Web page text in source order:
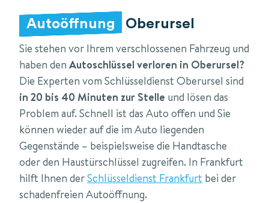
Autoöffnung Oberursel
Sie stehen vor Ihrem verschlossenen Fahrzeug und
haben den Autoschlüssel verloren in Oberursel?
Die Experten vom Schlüsseldienst Oberursel sind
in 20 bis 40 Minuten zur Stelle und lösen das
Problem auf. Schnell ist das Auto offen und Sie
können wieder auf die im Auto liegenden
Gegenstände – beispielsweise die Handtasche
oder den Haustürschlüssel zugreifen. In Frankfurt
hilft Ihnen derSchlüsseldienst Frankfurt bei der
schadenfreien Autoöffnung.